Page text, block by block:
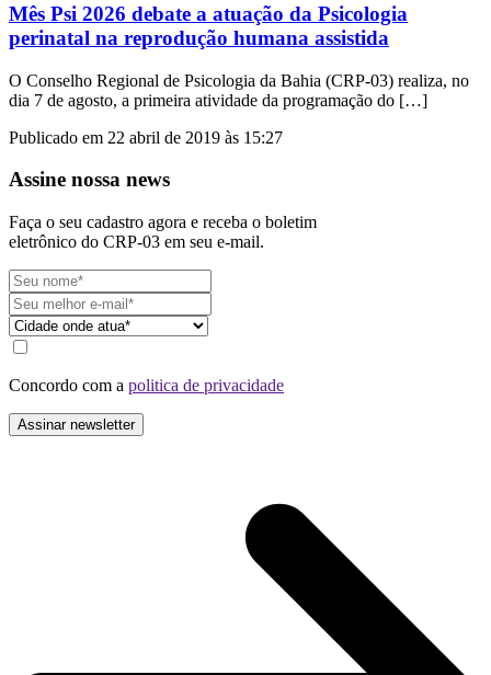
Mês Psi 2026 debate a atuação da Psicologia
perinatal na reprodução humana assistida
O Conselho Regional de Psicologia da Bahia (CRP-03) realiza, no
dia 7 de agosto, a primeira atividade da programação do […]
Publicado em 22 abril de 2019 às 15:27
Assine nossa news
Faça o seu cadastro agora e receba o boletim
eletrônico do CRP-03 em seu e-mail.
Concordo com a politica de privacidade